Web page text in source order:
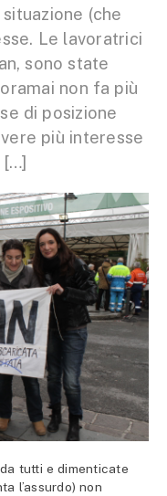
(che
Le lavoratrici
sono state
non fa più
di posizione
più interesse
[…]
tutti e dimenticate
l’assurdo) non